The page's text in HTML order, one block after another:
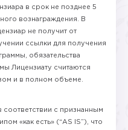
в срок не позднее 5
вознаграждения. В
не получит от
ссылки для получения
обязательства
Лицензиату считаются
и в полном объеме.
с признанным
«как есть» (“AS IS”), что